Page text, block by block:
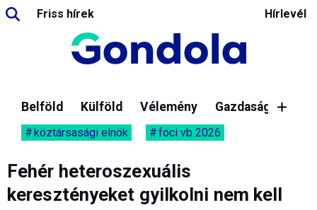
Friss hírek Hírlevél
Belföld Külföld Vélemény Gazdaság
köztársasági elnök foci vb 2026
Fehér heteroszexuális
keresztényeket gyilkolni nem kell